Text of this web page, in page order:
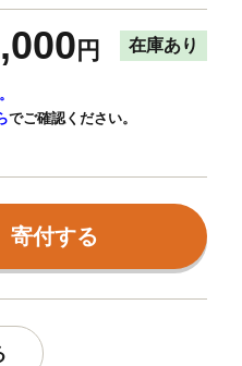
円 在庫あり
でご確認ください。
寄付する